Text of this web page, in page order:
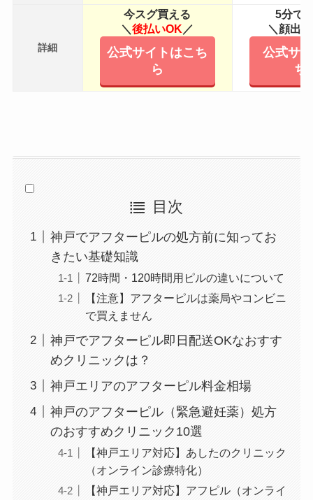
詳細
今スグ買える
＼後払いOK ／
公式サイトはこち
ら
5分で
＼ 顔出
公式サ
ち
目次
神戸でアフターピルの処方前に知ってお
きたい基礎知識
72時間・120時間用ピルの違いについて
【注意】アフターピルは薬局やコンビニ
で買えません
神戸でアフターピル即日配送OKなおすす
めクリニックは？
神戸エリアのアフターピル料金相場
神戸のアフターピル（緊急避妊薬）処方
のおすすめクリニック10選
【神戸エリア対応】あしたのクリニック
（オンライン診療特化）
【神戸エリア対応】アフピル（オンライ